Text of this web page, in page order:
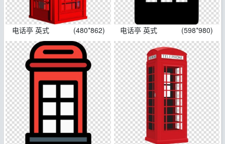
电话亭 英式 (480*862) 电话亭 英式 (598*980)